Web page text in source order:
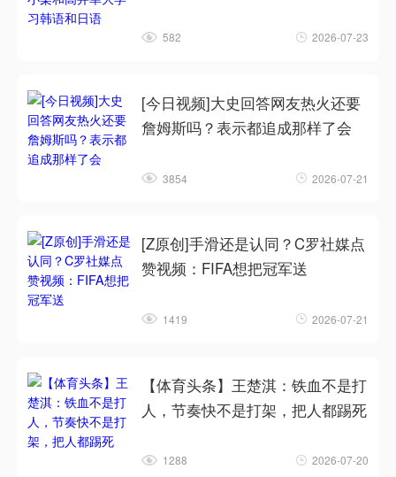
582 2026-07-23
[今日视频]大史回答网友热火还要
詹姆斯吗？表示都追成那样了会
3854 2026-07-21
[Z原创]手滑还是认同？C罗社媒点
赞视频：FIFA想把冠军送
1419 2026-07-21
【体育头条】王楚淇：铁血不是打
人，节奏快不是打架，把人都踢死
1288 2026-07-20